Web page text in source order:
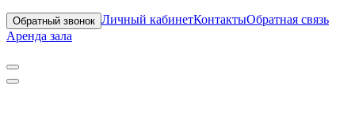
Обратный звонок Личный кабинетКонтактыОбратная связь
Аренда зала